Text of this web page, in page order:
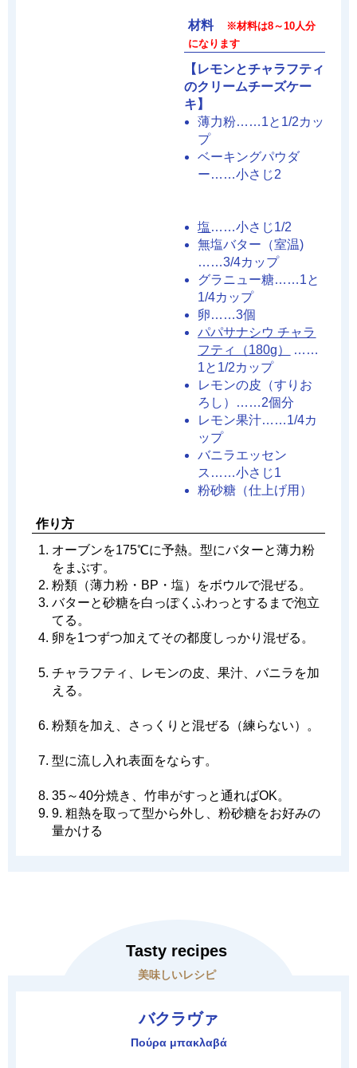
材料
※材料は8～10人分
になります
【レモンとチャラフティ
のクリームチーズケー
キ】
薄力粉……1と1/2カッ
プ
ベーキングパウダ
ー……小さじ2
塩……小さじ1/2
無塩バター（室温)
……3/4カップ
グラニュー糖……1と
1/4カップ
卵……3個
パパサナシウ チャラ
フティ（180g）
……
1と1/2カップ
レモンの皮（すりお
ろし）……2個分
レモン果汁……1/4カ
ップ
バニラエッセン
ス……小さじ1
粉砂糖（仕上げ用）
作り方
オーブンを175℃に予熱。型にバターと薄力粉
をまぶす。
粉類（薄力粉・BP・塩）をボウルで混ぜる。
バターと砂糖を白っぽくふわっとするまで泡立
てる。
卵を1つずつ加えてその都度しっかり混ぜる。
チャラフティ、レモンの皮、果汁、バニラを加
える。
粉類を加え、さっくりと混ぜる（練らない）。
型に流し入れ表面をならす。
35～40分焼き、竹串がすっと通ればOK。
9. 粗熱を取って型から外し、粉砂糖をお好みの
量かける
Tasty recipes
美味しいレシピ
バクラヴァ
Πούρα μπακλαβά